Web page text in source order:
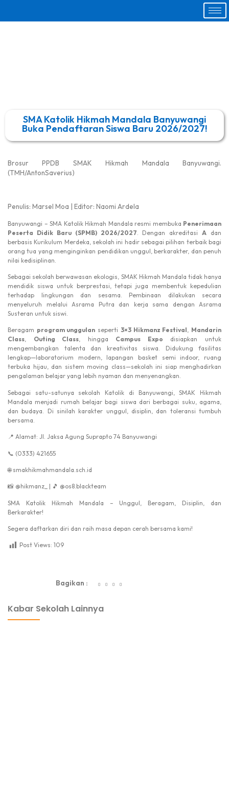
SMA Katolik Hikmah Mandala Banyuwangi
Buka Pendaftaran Siswa Baru 2026/2027!
Brosur PPDB SMAK Hikmah Mandala Banyuwangi.
(TMH/AntonSaverius)
Penulis: Marsel Moa | Editor: Naomi Ardela
Banyuwangi – SMA Katolik Hikmah Mandala resmi membuka Penerimaan
Peserta Didik Baru (SPMB) 2026/2027 . Dengan akreditasiA dan
berbasis Kurikulum Merdeka, sekolah ini hadir sebagai pilihan terbaik bagi
orang tua yang menginginkan pendidikan unggul, berkarakter, dan penuh
nilai kedisiplinan.
Sebagai sekolah berwawasan ekologis, SMAK Hikmah Mandala tidak hanya
mendidik siswa untuk berprestasi, tetapi juga membentuk kepedulian
terhadap lingkungan dan sesama. Pembinaan dilakukan secara
menyeluruh melalui Asrama Putra dan kerja sama dengan Asrama
Susteran untuk siswi.
Beragam program unggulan seperti 3×3 Hikmanz Festival, Mandarin
Class, Outing Class, hingga Campus Expo disiapkan untuk
mengembangkan talenta dan kreativitas siswa. Didukung fasilitas
lengkap—laboratorium modern, lapangan basket semi indoor, ruang
terbuka hijau, dan sistem moving class—sekolah ini siap menghadirkan
pengalaman belajar yang lebih nyaman dan menyenangkan.
Sebagai satu-satunya sekolah Katolik di Banyuwangi, SMAK Hikmah
Mandala menjadi rumah belajar bagi siswa dari berbagai suku, agama,
dan budaya. Di sinilah karakter unggul, disiplin, dan toleransi tumbuh
bersama.
📍 Alamat: Jl. Jaksa Agung Suprapto 74 Banyuwangi
📞 (0333) 421655
🌐smakhikmahmandala.sch.id
📸 @hikmanz_ | 🎵 @os8.blackteam
SMA Katolik Hikmah Mandala – Unggul, Beragam, Disiplin, dan
Berkarakter!
Segera daftarkan diri dan raih masa depan cerah bersama kami!
Post Views: 109
Bagikan :
Kabar Sekolah Lainnya